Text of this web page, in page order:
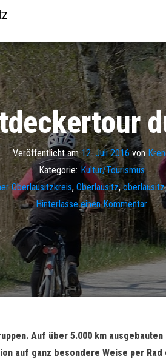
Veröffentlicht am12. Juli 2016von
Kategorie: Kultur/Tourismus
Oberlausitzkreis, Oberlausitz,
Hinterlasse einen Kommentar
Auf über 5.000 km
auf ganz besondere Weise per Rad